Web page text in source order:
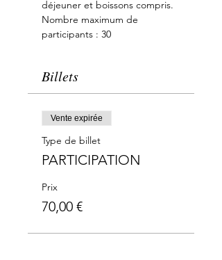
déjeuner et boissons compris.
Nombre maximum de
participants : 30
Billets
Vente expirée
Type de billet
PARTICIPATION
Prix
70,00 €